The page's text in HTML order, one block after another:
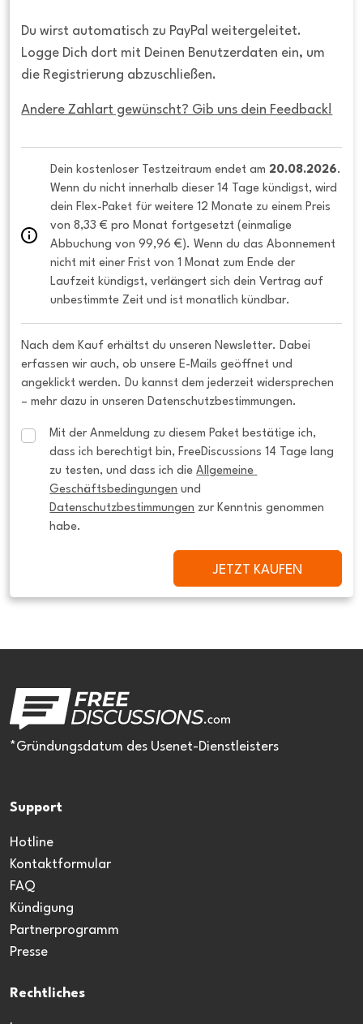
Du wirst automatisch zu PayPal weitergeleitet.
Logge Dich dort mit Deinen Benutzerdaten ein, um
die Registrierung abzuschließen.
Andere Zahlart gewünscht? Gib uns dein Feedback!
Dein kostenloser Testzeitraum endet am 20.08.2026.
Wenn du nicht innerhalb dieser 14 Tage kündigst, wird
dein Flex-Paket für weitere 12 Monate zu einem Preis
von 8,33 € pro Monat fortgesetzt (einmalige
Abbuchung von 99,96 €). Wenn du das Abonnement
nicht mit einer Frist von 1 Monat zum Ende der
Laufzeit kündigst, verlängert sich dein Vertrag auf
unbestimmte Zeit und ist monatlich kündbar.
Nach dem Kauf erhältst du unseren Newsletter. Dabei
erfassen wir auch, ob unsere E-Mails geöffnet und
angeklickt werden. Du kannst dem jederzeit widersprechen
– mehr dazu in unseren Datenschutzbestimmungen.
Mit der Anmeldung zu diesem Paket bestätige ich,
dass ich berechtigt bin, FreeDiscussions 14 Tage lang
zu testen, und dass ich die Allgemeine
Geschäftsbedingungen
Datenschutzbestimmungen zur Kenntnis genommen
habe.
JETZT KAUFEN
*Gründungsdatum des Usenet-Dienstleisters
Support
Hotline
Kontaktformular
FAQ
Kündigung
Partnerprogramm
Presse
Rechtliches